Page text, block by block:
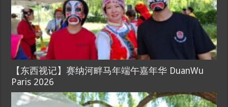
【东西视记】赛纳河畔马年端午嘉年华 DuanWu
Paris 2026